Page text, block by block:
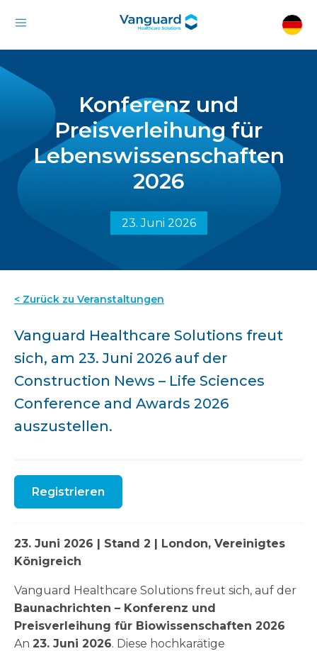
Konferenz und
Preisverleihung für
Lebenswissenschaften
2026
23. Juni 2026
< Zurück zu Veranstaltungen
Vanguard Healthcare Solutions freut
sich, am 23. Juni 2026 auf der
Construction News – Life Sciences
Conference and Awards 2026
auszustellen.
Registrieren
23. Juni 2026 | Stand 2 | London, Vereinigtes
Königreich
Vanguard Healthcare Solutions freut sich, auf der
Baunachrichten – Konferenz und
Preisverleihung für Biowissenschaften 2026
An 23. Juni 2026. Diese hochkarätige